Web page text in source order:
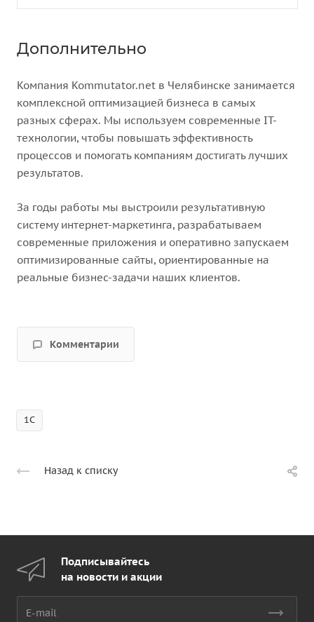
Дополнительно
Компания Kommutator.net в Челябинске занимается
комплексной оптимизацией бизнеса в самых
разных сферах. Мы используем современные IT-
технологии, чтобы повышать эффективность
процессов и помогать компаниям достигать лучших
результатов.
За годы работы мы выстроили результативную
систему интернет-маркетинга, разрабатываем
современные приложения и оперативно запускаем
оптимизированные сайты, ориентированные на
реальные бизнес-задачи наших клиентов.
Комментарии
1С
Назад к списку
Подписывайтесь
на новости и акции